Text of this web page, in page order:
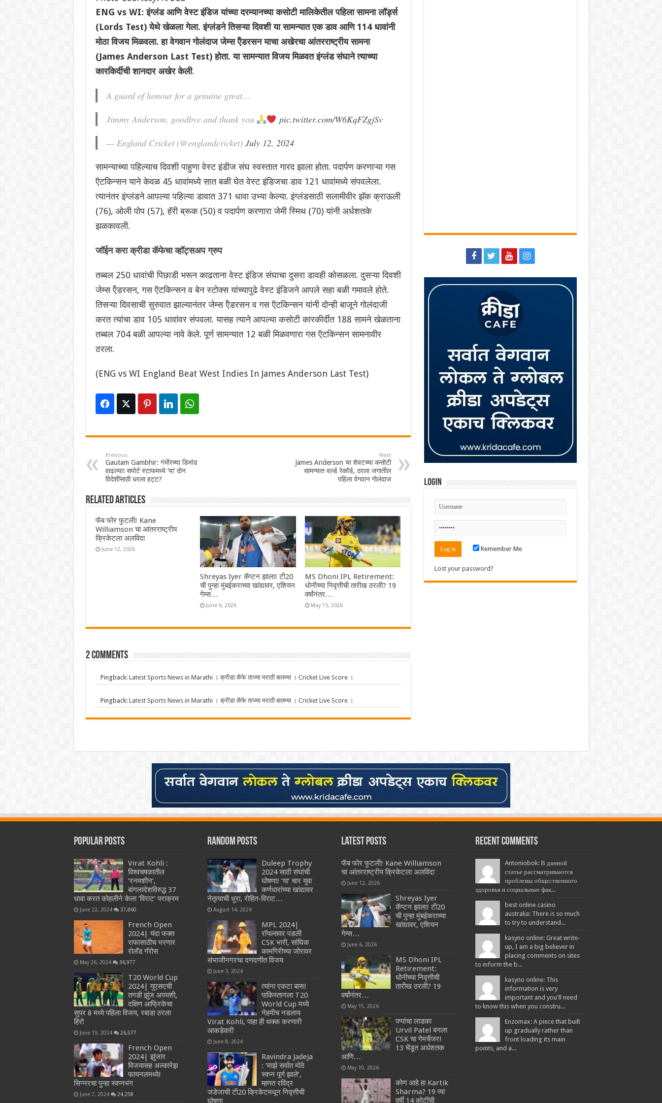
ENG vs WI: इंग्लंड आणि वेस्ट इंडिज यांच्या दरम्यानच्या कसोटी मालिकेतील पहिला सामना लॉर्ड्स
(Lords Test) येथे खेळला गेला. इंग्लंडने तिसऱ्या दिवशी या सामन्यात एक डाव आणि 114 धावांनी
मोठा विजय मिळवला. हा वेगवान गोलंदाज जेम्स ऍंडरसन याचा अखेरचा आंतरराष्ट्रीय सामना
(James Anderson Last Test) होता. या सामन्यात विजय मिळवत इंग्लंड संघाने त्याच्या
कारकिर्दीची शानदार अखेर केली.
A guard of honour for a genuine great…
Jimmy Anderson, goodbye and thank you
pic.twitter.com/W6KqFZgjSv
— England Cricket (@englandcricket) July 12, 2024
सामन्याच्या पहिल्याच दिवशी पाहुणा वेस्ट इंडीज संघ स्वस्तात गारद झाला होता. पदार्पण करणाऱ्या गस
ऍटकिन्सन याने केवळ 45 धावांमध्ये सात बळी घेत वेस्ट इंडिजचा डाव 121 धावांमध्ये संपवलेला.
त्यानंतर इंग्लंडने आपल्या पहिल्या डावात 371 धावा उभ्या केल्या. इंग्लंडसाठी सलामीवीर झॅक क्राऊली
(76), ओली पोप (57), हॅरी ब्रूक (50) व पदार्पण करणारा जेमी स्मिथ (70) यांनी अर्धशतके
झळकावली.
जॉईन करा क्रीडा कॅफेचा व्हॉट्सअप ग्रुप
तब्बल 250 धावांची पिछाडी भरून काढताना वेस्ट इंडिज संघाचा दुसरा डावही कोसळला. दुसऱ्या दिवशी
जेम्स ऍंडरसन, गस ऍटकिन्सन व बेन स्टोक्स यांच्यापुढे वेस्ट इंडिजने आपले सहा बळी गमावले होते.
तिसऱ्या दिवसाची सुरुवात झाल्यानंतर जेम्स ऍंडरसन व गस ऍटकिन्सन यांनी दोन्ही बाजूने गोलंदाजी
करत त्यांचा डाव 105 धावांवर संपवला. यासह त्याने आपल्या कसोटी कारकीर्दीत 188 सामने खेळताना
तब्बल 704 बळी आपल्या नावे केले. पूर्ण सामन्यात 12 बळी मिळवणारा गस ऍटकिन्सन सामनावीर
ठरला.
(ENG vs WI England Beat West Indies In James Anderson Last Test)
Previous
Gautam Gambhir: गंभीरच्या डिमांड
वाढल्या! सपोर्ट स्टाफमध्ये ‘या’ दोन
विदेशींसाठी धरला हट्ट?
Next
James Anderson चा शेवटच्या कसोटी
सामन्यात वर्ल्ड रेकॉर्ड, ठरला जगातील
पहिला वेगवान गोलंदाज
Related Articles
फॅब फोर फुटली! Kane
Williamson चा आंतरराष्ट्रीय
क्रिकेटला अलविदा
June 12, 2026
Shreyas Iyer कॅप्टन झाला! टी20
ची पुन्हा मुंबईकराच्या खांद्यावर, एशियन
गेम्स…
June 6, 2026
MS Dhoni IPL Retirement:
धोनीच्या निवृत्तीची तारीख ठरली? 19
वर्षांनंतर…
May 15, 2026
2 comments
Pingback: Latest Sports News in Marathi । क्रीडा कॅफे ताज्या मराठी बातम्या । Cricket Live Score ।
Pingback: Latest Sports News in Marathi । क्रीडा कॅफे ताज्या मराठी बातम्या । Cricket Live Score ।
Login
Remember Me
Lost your password?
Popular Posts
Virat Kohli :
विश्वचषकातील
‘रनमशीन’,
बांगलादेशविरुद्ध 37
धावा करत कोहलीने केला ‘विराट’ पराक्रम
June 22, 2024 37,860
French Open
2024| यंदा फक्त
राफासाठीच भरणार
रोलॅंड गॅरोस
May 26, 2024 36,977
T20 World Cup
2024| युएसएची
तगडी झुंज अपयशी,
दक्षिण आफ्रिकेचा
सुपर 8 मध्ये पहिला विजय, रबाडा ठरला
हिरो
June 19, 2024 26,577
French Open
2024| झुंजार
विजयासह अल्कारेझ
फायनलमध्ये!
सिन्नरचा पुन्हा स्वप्नभंग
June 7, 2024 24,258
Random Posts
Duleep Trophy
2024 साठी संघांची
घोषणा! ‘या’ चार युवा
कर्णधारांच्या खांद्यावर
नेतृत्वाची धुरा, रोहित-विराट…
August 14, 2024
MPL 2024|
रॉयल्सवर पडली
CSK भारी, सांघिक
कामगिरीच्या जोरावर
संभाजीनगरचा दणदणीत विजय
June 3, 2024
त्यांना एकटा बास!
पाकिस्तानला T20
World Cup मध्ये
नेहमीच नडलाय
Virat Kohli, पाहा ही थक्क करणारी
आकडेवारी
June 8, 2024
Ravindra Jadeja
: ‘माझे सर्वात मोठे
स्वप्न पूर्ण झाले’,
म्हणत रविंद्र
जडेजाची टी20 क्रिकेटमधून निवृत्तीची
घोषणा
Latest Posts
फॅब फोर फुटली! Kane Williamson
चा आंतरराष्ट्रीय क्रिकेटला अलविदा
June 12, 2026
Shreyas Iyer
कॅप्टन झाला! टी20
ची पुन्हा मुंबईकराच्या
खांद्यावर, एशियन
गेम्स…
June 6, 2026
MS Dhoni IPL
Retirement:
धोनीच्या निवृत्तीची
तारीख ठरली? 19
वर्षांनंतर…
May 15, 2026
पप्पांचा लाडका
Urvil Patel बनला
CSK चा गेमचेंजर!
13 चेंडूत अर्धशतक
आणि…
May 10, 2026
कोण आहे हा Kartik
Sharma? 19 व्या
वर्षी 14 कोटींची
Recent Comments
Antoniobok: В данной
статье рассматриваются
проблемы общественного
здоровья и социальные фак...
best online casino
australia: There is so much
to try to understand...
kasyno online: Great write-
up, I am a big believer in
placing comments on sites
to inform the b...
kasyno online: This
information is very
important and you'll need
to know this when you constru...
Enzomax: A piece that built
up gradually rather than
front loading its main
points, and a...